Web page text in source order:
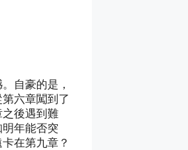
自豪的是，
六章闖到了
後遇到難
年能否突
在第九章？